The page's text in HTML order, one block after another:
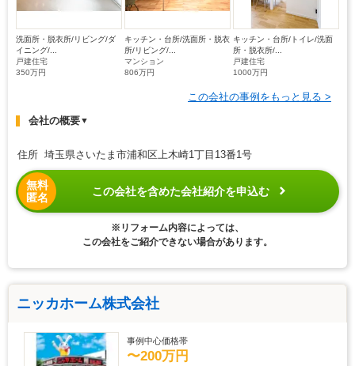
洗面所・脱衣所/リビング/ダ
イニング/...
戸建住宅
350万円
キッチン・台所/洗面所・脱衣
所/リビング/...
マンション
806万円
キッチン・台所/トイレ/洗面
所・脱衣所/...
戸建住宅
1000万円
この会社の事例をもっと見る >
会社の概要▼
住所 埼玉県さいたま市浦和区上木崎1丁目13番1号
無料
匿名
この会社を含めた会社紹介を申込む
※リフォーム内容によっては、
この会社をご紹介できない場合があります。
ニッカホーム株式会社
事例中心価格帯
〜200万円